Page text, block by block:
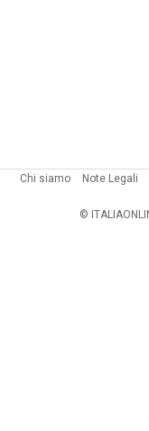
Chi siamo Note Legali
©